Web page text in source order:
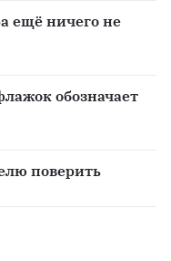
ещё ничего не
обозначает
поверить